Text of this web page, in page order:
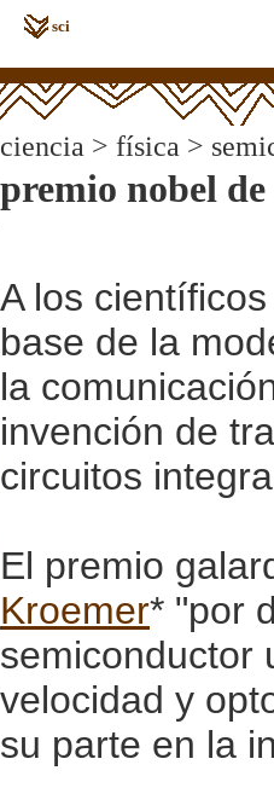
sci
ciencia > física >
premio nobel
A los
base de la
la
invención de
circuitos
El premio
Kroemer* "por
semiconductor
velocidad y
su parte en la